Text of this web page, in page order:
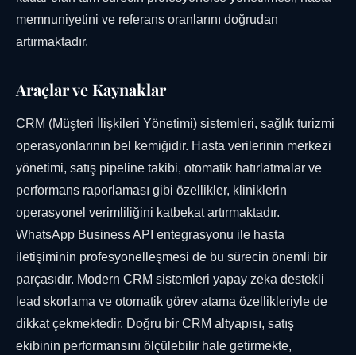
memnuniyetini ve referans oranlarını doğrudan
artırmaktadır.
Araçlar ve Kaynaklar
CRM (Müşteri İlişkileri Yönetimi) sistemleri, sağlık turizmi
operasyonlarının bel kemiğidir. Hasta verilerinin merkezi
yönetimi, satış pipeline takibi, otomatik hatırlatmalar ve
performans raporlaması gibi özellikler, kliniklerin
operasyonel verimliliğini katbekat artırmaktadır.
WhatsApp Business API entegrasyonu ile hasta
iletişiminin profesyonelleşmesi de bu sürecin önemli bir
parçasıdır. Modern CRM sistemleri yapay zeka destekli
lead skorlama ve otomatik görev atama özellikleriyle de
dikkat çekmektedir. Doğru bir CRM altyapısı, satış
ekibinin performansını ölçülebilir hale getirmekte,